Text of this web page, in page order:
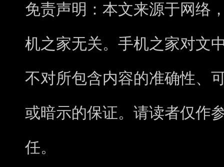
免责声明：本文来源于网络
机之家无关。手机之家对文
不对所包含内容的准确性、
或暗示的保证。请读者仅作
任。